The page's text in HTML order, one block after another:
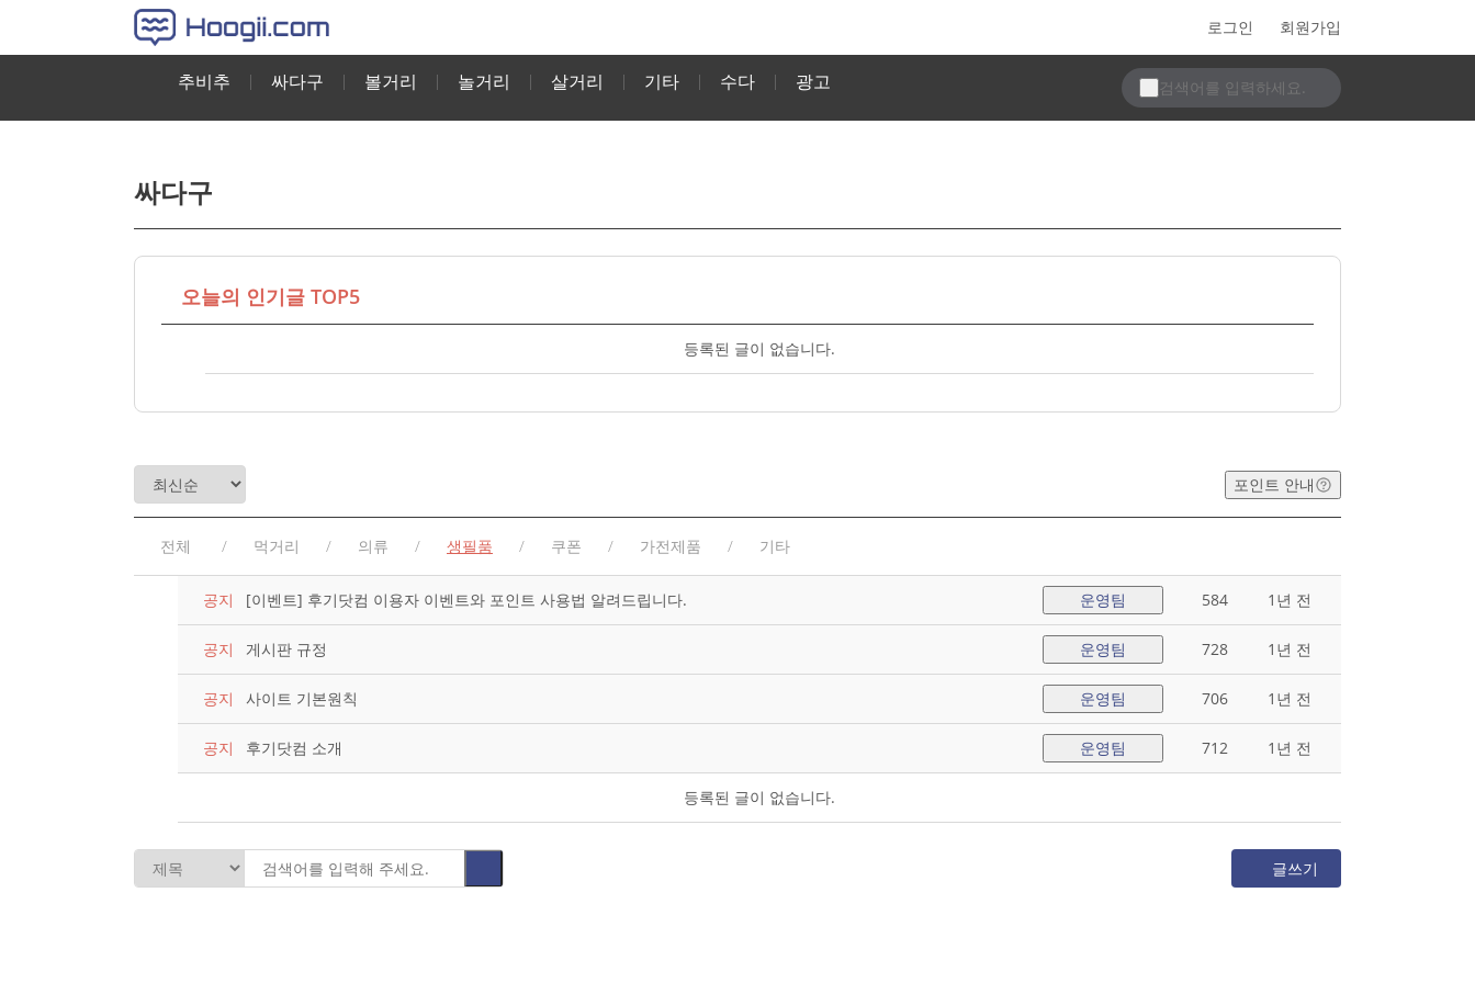
로그인 회원가입
추비추 싸다구 볼거리 놀거리 살거리 기타 수다 광고
싸다구
오늘의 인기글 TOP5
등록된 글이 없습니다.
포인트 안내
전체 먹거리 의류 생필품 쿠폰 가전제품 기타
공지 [이벤트] 후기닷컴 이용자 이벤트와 포인트 사용법 알려드립니다. 운영팀 584 1년 전
공지 게시판 규정 운영팀 728 1년 전
공지 사이트 기본원칙 운영팀 706 1년 전
공지 후기닷컴 소개 운영팀 712 1년 전
등록된 글이 없습니다.
글쓰기